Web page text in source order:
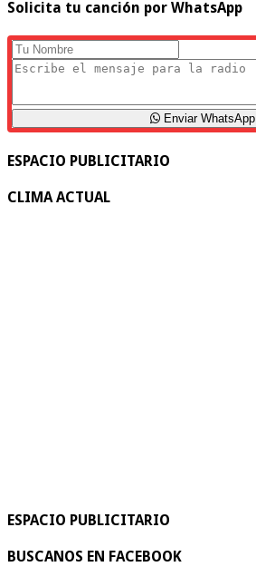
Solicita tu canción por WhatsApp
Enviar WhatsApp
ESPACIO PUBLICITARIO
CLIMA ACTUAL
ESPACIO PUBLICITARIO
BUSCANOS EN FACEBOOK